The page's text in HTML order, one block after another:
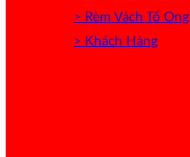
> Rèm Vách Tổ Ong
> Khách Hàng